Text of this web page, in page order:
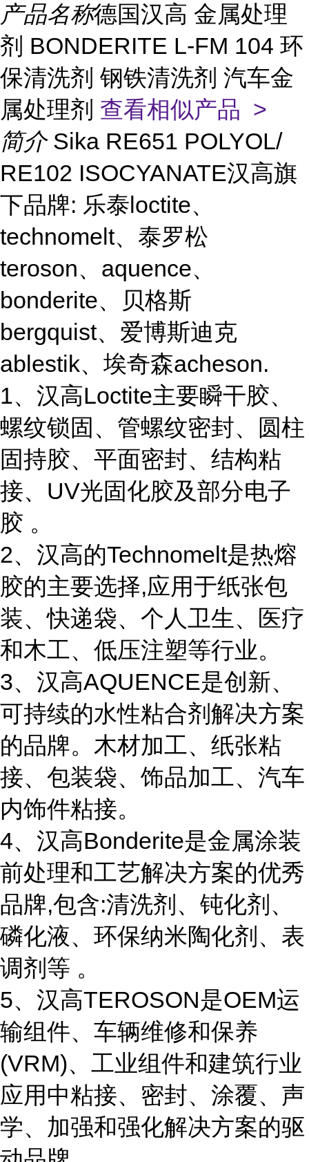
产品名称德国汉高 金属处理
剂 BONDERITE L-FM 104 环
保清洗剂 钢铁清洗剂 汽车金
属处理剂 查看相似产品 >
简介 Sika RE651 POLYOL/
RE102 ISOCYANATE汉高旗
下品牌: 乐泰loctite、
technomelt、泰罗松
teroson、aquence、
bonderite、贝格斯
bergquist、爱博斯迪克
ablestik、埃奇森acheson.
1、汉高Loctite主要瞬干胶、
螺纹锁固、管螺纹密封、圆柱
固持胶、平面密封、结构粘
接、UV光固化胶及部分电子
胶 。
2、汉高的Technomelt是热熔
胶的主要选择,应用于纸张包
装、快递袋、个人卫生、医疗
和木工、低压注塑等行业。
3、汉高AQUENCE是创新、
可持续的水性粘合剂解决方案
的品牌。木材加工、纸张粘
接、包装袋、饰品加工、汽车
内饰件粘接。
4、汉高Bonderite是金属涂装
前处理和工艺解决方案的优秀
品牌,包含:清洗剂、钝化剂、
磷化液、环保纳米陶化剂、表
调剂等 。
5、汉高TEROSON是OEM运
输组件、车辆维修和保养
(VRM)、工业组件和建筑行业
应用中粘接、密封、涂覆、声
学、加强和强化解决方案的驱